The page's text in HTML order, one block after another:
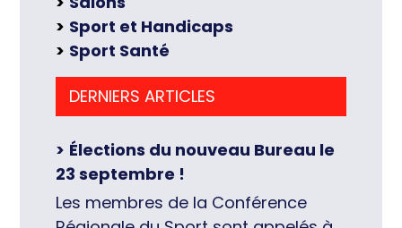
Sport et Handicaps
Sport Santé
DERNIERS ARTICLES
Élections du nouveau Bureau le
23 septembre !
Les membres de la Conférence